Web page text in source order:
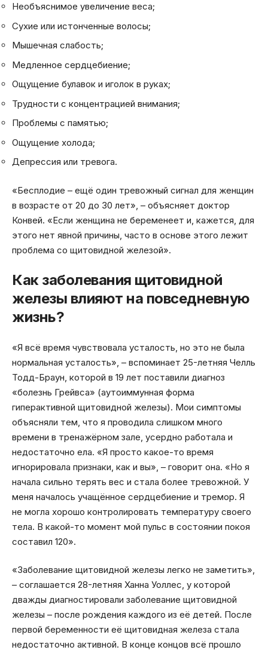
Необъяснимое увеличение веса;
Сухие или истонченные волосы;
Мышечная слабость;
Медленное сердцебиение;
Ощущение булавок и иголок в руках;
Трудности с концентрацией внимания;
Проблемы с памятью;
Ощущение холода;
Депрессия или тревога.
«Бесплодие – ещё один тревожный сигнал для женщин
в возрасте от 20 до 30 лет», – объясняет доктор
Конвей. «Если женщина не беременеет и, кажется, для
этого нет явной причины, часто в основе этого лежит
проблема со щитовидной железой».
Как заболевания щитовидной
железы влияют на повседневную
жизнь?
«Я всё время чувствовала усталость, но это не была
нормальная усталость», – вспоминает 25-летняя Челль
Тодд-Браун, которой в 19 лет поставили диагноз
«болезнь Грейвса» (аутоиммунная форма
гиперактивной щитовидной железы). Мои симптомы
объясняли тем, что я проводила слишком много
времени в тренажёрном зале, усердно работала и
недостаточно ела. «Я просто какое-то время
игнорировала признаки, как и вы», – говорит она. «Но я
начала сильно терять вес и стала более тревожной. У
меня началось учащённое сердцебиение и тремор. Я
не могла хорошо контролировать температуру своего
тела. В какой-то момент мой пульс в состоянии покоя
составил 120».
«Заболевание щитовидной железы легко не заметить»,
– соглашается 28-летняя Ханна Уоллес, у которой
дважды диагностировали заболевание щитовидной
железы – после рождения каждого из её детей. После
первой беременности её щитовидная железа стала
недостаточно активной. В конце концов всё прошло